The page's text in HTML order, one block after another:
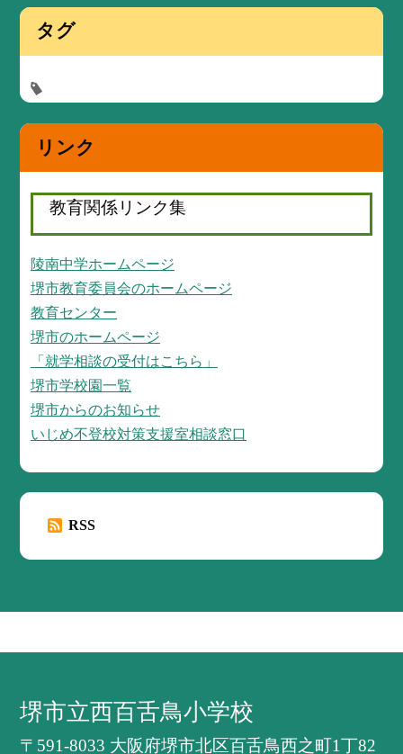
タグ
リンク
教育関係リンク集
陵南中学ホームページ
堺市教育委員会のホームページ
教育センター
堺市のホームページ
「就学相談の受付はこちら」
堺市学校園一覧
堺市からのお知らせ
いじめ不登校対策支援室相談窓口
RSS
堺市立西百舌鳥小学校
〒591-8033 大阪府堺市北区百舌鳥西之町1丁82